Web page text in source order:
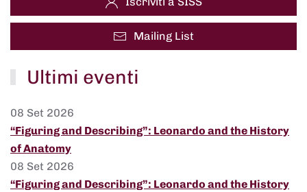
Mailing List
Ultimi eventi
08 Set 2026
“Figuring and Describing”: Leonardo and the History
of Anatomy
08 Set 2026
“Figuring and Describing”: Leonardo and the History